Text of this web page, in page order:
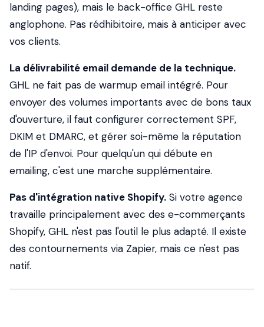
landing pages), mais le back-office GHL reste
anglophone. Pas rédhibitoire, mais à anticiper avec
vos clients.
La délivrabilité email demande de la technique.
GHL ne fait pas de warmup email intégré. Pour
envoyer des volumes importants avec de bons taux
d'ouverture, il faut configurer correctement SPF,
DKIM et DMARC, et gérer soi-même la réputation
de l'IP d'envoi. Pour quelqu'un qui débute en
emailing, c'est une marche supplémentaire.
Pas d'intégration native Shopify. Si votre agence
travaille principalement avec des e-commerçants
Shopify, GHL n'est pas l'outil le plus adapté. Il existe
des contournements via Zapier, mais ce n'est pas
natif.